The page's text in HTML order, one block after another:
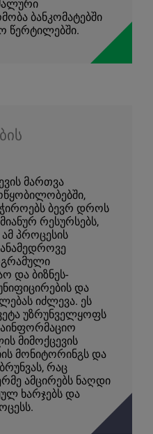
ბანკომატებში
წერტილებში.
მართვა
ბევრ დროს
რესურსებს,
პროცესის
და ბიზნეს-
და
იძლევა. ეს
უზრუნველყოფს
მიმოქცევის
მონიტორინგს და
რაც
ამცირებს ნაღდი
ხარჯებს და